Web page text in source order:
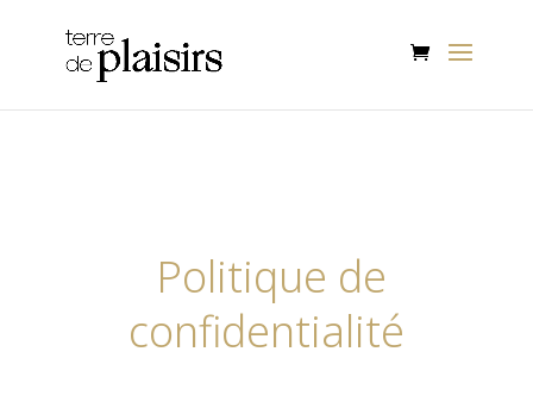
Politique de
confidentialité